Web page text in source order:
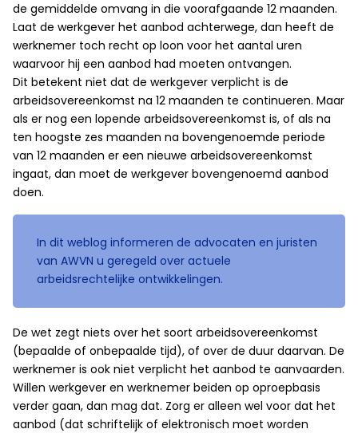
de gemiddelde omvang in die voorafgaande 12 maanden.
Laat de werkgever het aanbod achterwege, dan heeft de
werknemer toch recht op loon voor het aantal uren
waarvoor hij een aanbod had moeten ontvangen.
Dit betekent niet dat de werkgever verplicht is de
arbeidsovereenkomst na 12 maanden te continueren. Maar
als er nog een lopende arbeidsovereenkomst is, of als na
ten hoogste zes maanden na bovengenoemde periode
van 12 maanden er een nieuwe arbeidsovereenkomst
ingaat, dan moet de werkgever bovengenoemd aanbod
doen.
In dit weblog informeren de advocaten en juristen
van AWVN u geregeld over actuele
arbeidsrechtelijke ontwikkelingen.
De wet zegt niets over het soort arbeidsovereenkomst
(bepaalde of onbepaalde tijd), of over de duur daarvan. De
werknemer is ook niet verplicht het aanbod te aanvaarden.
Willen werkgever en werknemer beiden op oproepbasis
verder gaan, dan mag dat. Zorg er alleen wel voor dat het
aanbod (dat schriftelijk of elektronisch moet worden